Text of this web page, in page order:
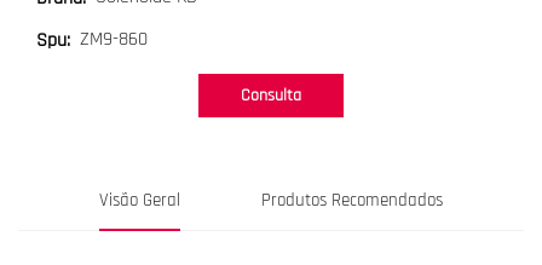
Spu: ZM9-860
Consulta
Visão Geral Produtos Recomendados